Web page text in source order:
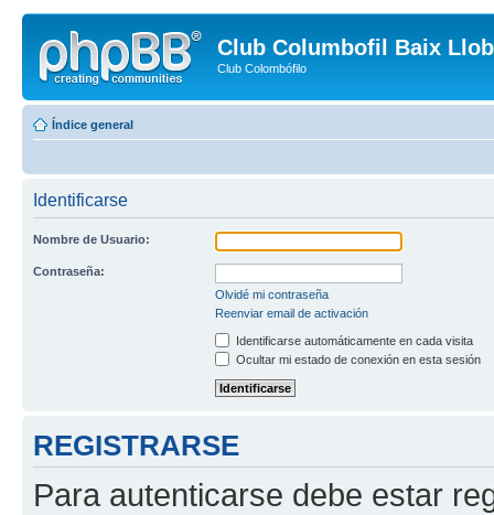
Club Columbofil Baix
Club Colombófilo
Índice general
Identificarse
Nombre de Usuario:
Contraseña:
Olvidé mi contraseña
Reenviar email de activación
Identificarse automáticamente en cada visita
Ocultar mi estado de conexión en esta sesión
REGISTRARSE
Para autenticarse debe estar